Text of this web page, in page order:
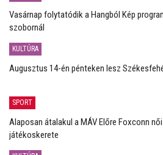
Vasárnap folytatódik a Hangból Kép
szobornál
KULTÚRA
Augusztus 14-én pénteken lesz
SPORT
Alaposan átalakul a MÁV Előre Foxconn
játékoskerete